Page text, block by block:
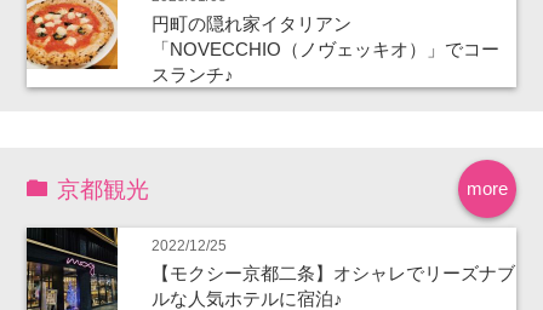
円町の隠れ家イタリアン
「NOVECCHIO（ノヴェッキオ）」でコー
スランチ♪
more
京都観光
2022/12/25
【モクシー京都二条】オシャレでリーズナブ
ルな人気ホテルに宿泊♪